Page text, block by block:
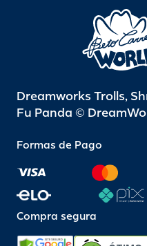
Dreamworks Trolls,
Fu Panda ©
Formas de Pago
Compra segura